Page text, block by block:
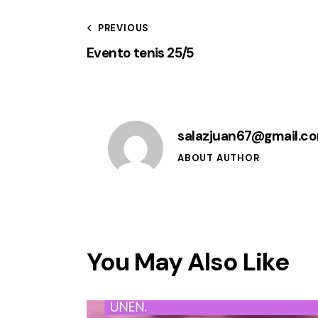
PREVIOUS
Evento tenis 25/5
ABOUT AUTHOR
You May Also Like